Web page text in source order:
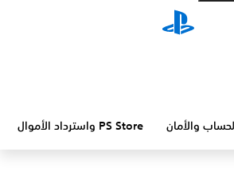
والأمان PS Store واسترداد الأموال